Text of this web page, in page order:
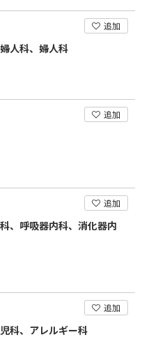
追加
人科、婦人科
追加
追加
、呼吸器内科、消化器内
追加
科、アレルギー科